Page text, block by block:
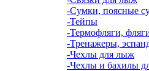
-Сумки, поясные
-Тейпы
-Термофляги,
-Тренажеры,
-Чехлы для лыж
-Чехлы и бахилы